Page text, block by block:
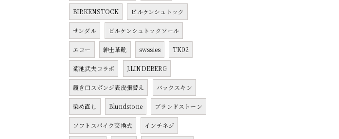
BIRKENSTOCK ビルケンシュトック
サンダル ビルケンシュトックソール
エコー 紳士革靴 swssies TK02
菊池武夫コラボ J.LINDEBERG
履き口スポンジ表皮張替え バックスキン
染め直し Blundstone ブランドストーン
ソフトスパイク交換式 インチネジ